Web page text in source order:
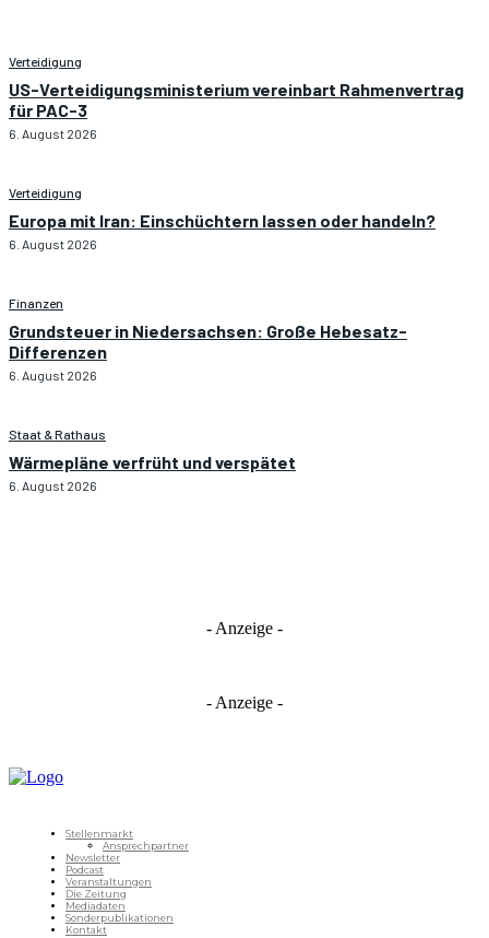
Verteidigung
US-Verteidigungsministerium vereinbart Rahmenvertrag
für PAC-3
6. August 2026
Verteidigung
Europa mit Iran: Einschüchtern lassen oder handeln?
6. August 2026
Finanzen
Grundsteuer in Niedersachsen: Große Hebesatz-
Differenzen
6. August 2026
Staat & Rathaus
Wärmepläne verfrüht und verspätet
6. August 2026
- Anzeige -
- Anzeige -
Stellenmarkt
Ansprechpartner
Newsletter
Podcast
Veranstaltungen
Die Zeitung
Mediadaten
Sonderpublikationen
Kontakt